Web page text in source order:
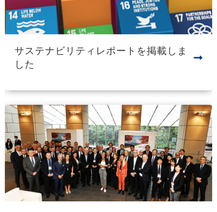
サステナビリティレポートを掲載しま
した